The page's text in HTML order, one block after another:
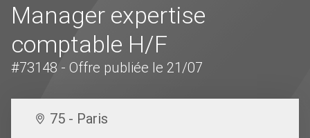
Manager expertise
comptable H/F
#73148 - Offre publiée le 21/07
75 - Paris